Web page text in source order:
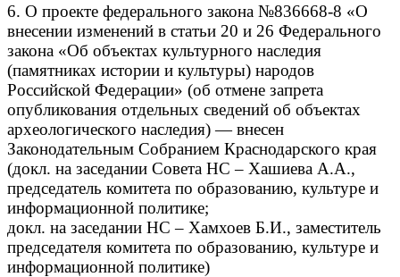
6. О проекте федерального закона №836668-8 «О
внесении изменений в статьи 20 и 26 Федерального
закона «Об объектах культурного наследия
(памятниках истории и культуры) народов
Российской Федерации» (об отмене запрета
опубликования отдельных сведений об объектах
археологического наследия) — внесен
Законодательным Собранием Краснодарского края
(докл. на заседании Совета НС – Хашиева А.А.,
председатель комитета по образованию, культуре и
информационной политике;
докл. на заседании НС – Хамхоев Б.И., заместитель
председателя комитета по образованию, культуре и
информационной политике)